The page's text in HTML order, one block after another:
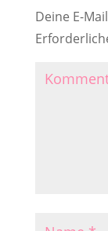
Deine E-